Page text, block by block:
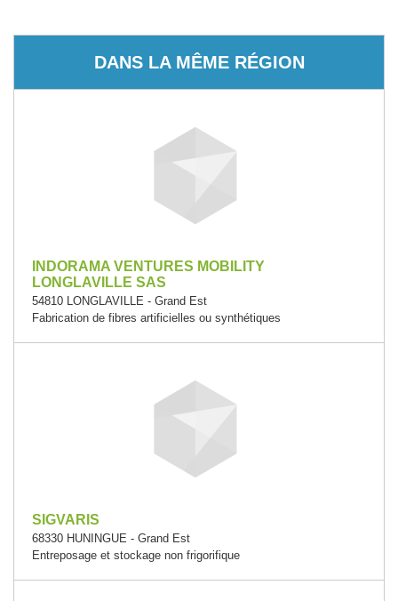
DANS LA MÊME RÉGION
INDORAMA VENTURES MOBILITY
LONGLAVILLE SAS
54810 LONGLAVILLE - Grand Est
Fabrication de fibres artificielles ou synthétiques
SIGVARIS
68330 HUNINGUE - Grand Est
Entreposage et stockage non frigorifique